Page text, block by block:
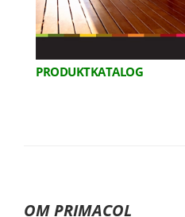
PRODUKTKATALOG
OM PRIMACOL